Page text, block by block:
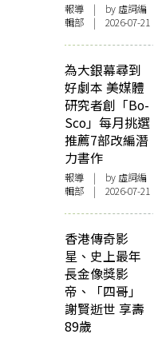
報導 | by 虛詞編
輯部 | 2026-07-21
為大銀幕尋到
好劇本 美媒體
研究者創「Bo-
Sco」每月挑選
推薦7部改編潛
力書作
報導 | by 虛詞編
輯部 | 2026-07-21
香港傳奇影
星、史上最年
長金像獎影
帝、「四哥」
謝賢逝世 享壽
89歲